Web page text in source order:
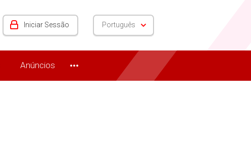
Iniciar Sessão Português
Anúncios